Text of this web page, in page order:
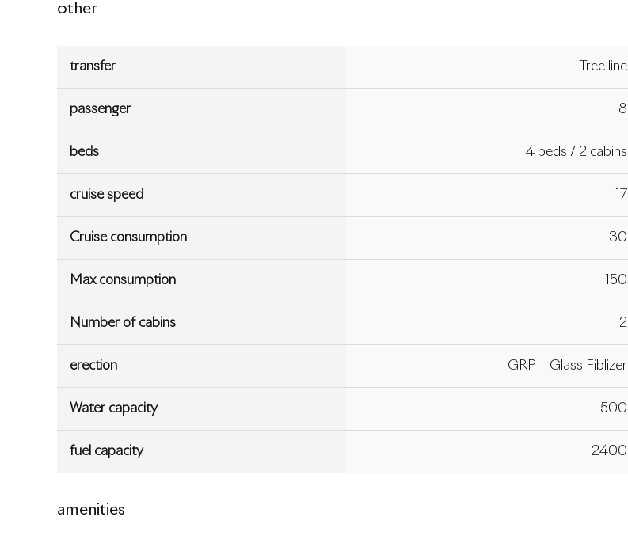
other
transfer Tree line
passenger 8
beds 4 beds / 2 cabins
cruise speed 17
Cruise consumption 30
Max consumption 150
Number of cabins 2
erection GRP – Glass Fiblizer
Water capacity 500
fuel capacity 2400
amenities